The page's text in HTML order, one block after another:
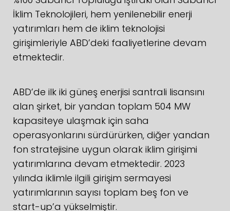
İklim Teknolojileri, hem yenilenebilir enerji
yatırımları hem de iklim teknolojisi
girişimleriyle ABD’deki faaliyetlerine devam
etmektedir.
ABD’de ilk iki güneş enerjisi santrali lisansını
alan şirket, bir yandan toplam 504 MW
kapasiteye ulaşmak için saha
operasyonlarını sürdürürken, diğer yandan
fon stratejisine uygun olarak iklim girişimi
yatırımlarına devam etmektedir. 2023
yılında iklimle ilgili girişim sermayesi
yatırımlarının sayısı toplam beş fon ve
start-up’a yükselmiştir.